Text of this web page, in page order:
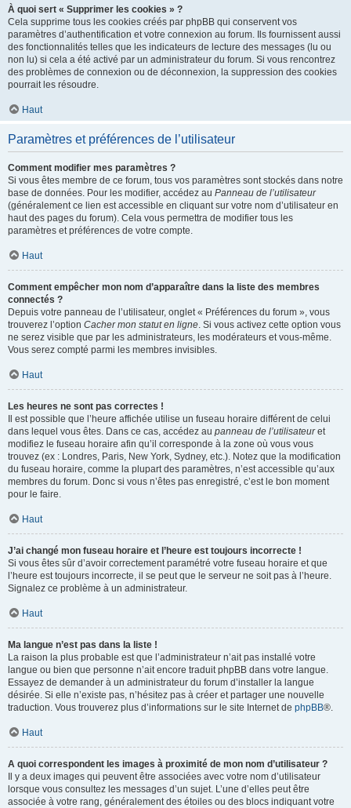
À quoi sert « Supprimer les cookies » ?
Cela supprime tous les cookies créés par phpBB qui conservent vos
paramètres d’authentification et votre connexion au forum. Ils fournissent aussi
des fonctionnalités telles que les indicateurs de lecture des messages (lu ou
non lu) si cela a été activé par un administrateur du forum. Si vous rencontrez
des problèmes de connexion ou de déconnexion, la suppression des cookies
pourrait les résoudre.
Haut
Paramètres et préférences de l’utilisateur
Comment modifier mes paramètres ?
Si vous êtes membre de ce forum, tous vos paramètres sont stockés dans notre
base de données. Pour les modifier, accédez au Panneau de l’utilisateur
(généralement ce lien est accessible en cliquant sur votre nom d’utilisateur en
haut des pages du forum). Cela vous permettra de modifier tous les
paramètres et préférences de votre compte.
Haut
Comment empêcher mon nom d’apparaître dans la liste des membres
connectés ?
Depuis votre panneau de l’utilisateur, onglet « Préférences du forum », vous
trouverez l’option Cacher mon statut en ligne. Si vous activez cette option vous
ne serez visible que par les administrateurs, les modérateurs et vous-même.
Vous serez compté parmi les membres invisibles.
Haut
Les heures ne sont pas correctes !
Il est possible que l’heure affichée utilise un fuseau horaire différent de celui
dans lequel vous êtes. Dans ce cas, accédez au panneau de l’utilisateuret
modifiez le fuseau horaire afin qu’il corresponde à la zone où vous vous
trouvez (ex : Londres, Paris, New York, Sydney, etc.). Notez que la modification
du fuseau horaire, comme la plupart des paramètres, n’est accessible qu’aux
membres du forum. Donc si vous n’êtes pas enregistré, c’est le bon moment
pour le faire.
Haut
J’ai changé mon fuseau horaire et l’heure est toujours incorrecte !
Si vous êtes sûr d’avoir correctement paramétré votre fuseau horaire et que
l’heure est toujours incorrecte, il se peut que le serveur ne soit pas à l’heure.
Signalez ce problème à un administrateur.
Haut
Ma langue n’est pas dans la liste !
La raison la plus probable est que l’administrateur n’ait pas installé votre
langue ou bien que personne n’ait encore traduit phpBB dans votre langue.
Essayez de demander à un administrateur du forum d’installer la langue
désirée. Si elle n’existe pas, n’hésitez pas à créer et partager une nouvelle
traduction. Vous trouverez plus d’informations sur le site Internet de phpBB®.
Haut
A quoi correspondent les images à proximité de mon nom d’utilisateur ?
Il y a deux images qui peuvent être associées avec votre nom d’utilisateur
lorsque vous consultez les messages d’un sujet. L’une d’elles peut être
associée à votre rang, généralement des étoiles ou des blocs indiquant votre